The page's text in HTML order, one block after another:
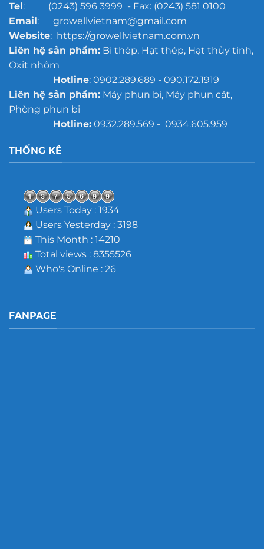
Tel: (0243) 596 3999 - Fax: (0243) 581 0100
Email: growellvietnam@gmail.com
Website: https://growellvietnam.com.vn
Liên hệ sản phẩm:Bi thép, Hạt thép, Hạt thủy tinh,
Oxit nhôm
Hotline: 0902.289.689 - 090.172.1919
Liên hệ sản phẩm:Máy phun bi, Máy phun cát,
Phòng phun bi
Hotline:0932.289.569 - 0934.605.959
THỐNG KÊ
Users Today : 1934
Users Yesterday : 3198
This Month : 14210
Total views : 8355526
Who's Online : 26
FANPAGE